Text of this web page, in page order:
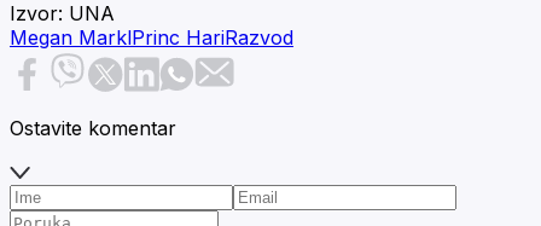
Izvor: UNA
Megan MarklPrinc HariRazvod
Ostavite komentar